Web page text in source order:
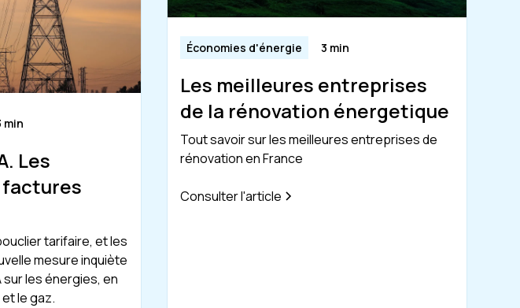
min
Les
factures
tarifaire, et les
mesure inquiète
sur les énergies, en
le gaz.
Économies d'énergie 3 min
Les meilleures entreprises
de la rénovation énergetique
Tout savoir sur les meilleures entreprises de
rénovation en France
Consulter l'article